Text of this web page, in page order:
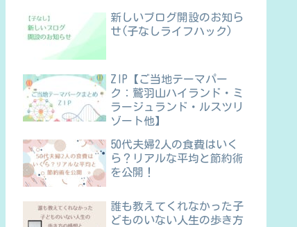
新しいブログ開設のお知ら
せ(子なしライフハック)
ZIP【ご当地テーマパー
ク：鷲羽山ハイランド・ミ
ラージュランド・ルスツリ
ゾート他】
50代夫婦2人の食費はいく
ら？リアルな平均と節約術
を公開！
誰も教えてくれなかった子
どものいない人生の歩き方